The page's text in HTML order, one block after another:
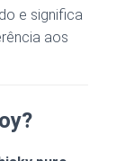
e significa
aos